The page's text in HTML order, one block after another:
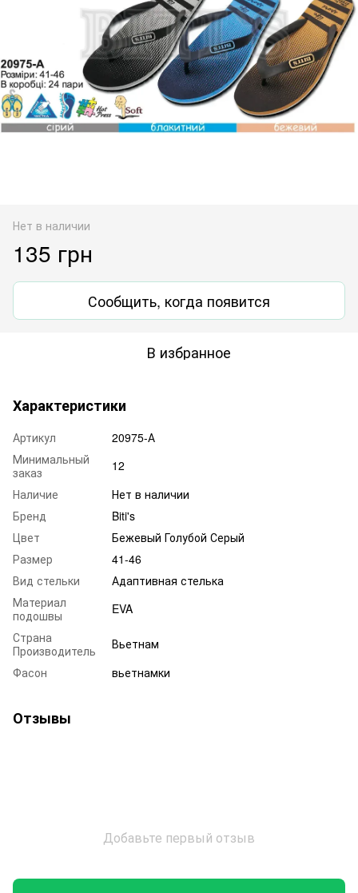
Нет в наличии
135 грн
Сообщить, когда появится
В избранное
Характеристики
Артикул
20975-А
Минимальный
заказ
12
Наличие
Нет в наличии
Бренд
Biti's
Цвет
Бежевый Голубой Серый
Размер
41-46
Вид стельки
Адаптивная стелька
Материал
подошвы
EVA
Страна
Производитель
Вьетнам
Фасон
вьетнамки
Отзывы
Добавьте первый отзыв